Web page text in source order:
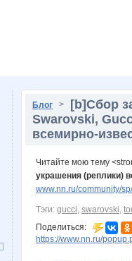
Блог >
[b]Сбор
Swarovski,
всемирно-
Читайте мою тему
украшения (реплики)
www.nn.ru/community/
Тэги: gucci, swarovski,
Поделиться:
https://www.nn.ru/